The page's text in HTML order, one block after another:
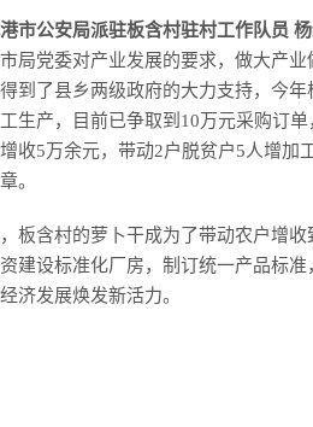
市公安局派驻板含村驻村工作队员
局党委对产业发展的要求，做大产
到了县乡两级政府的大力支持，今
生产，目前已争取到10万元采购订
增收5万余元，带动2户脱贫户5人增
。
板含村的萝卜干成为了带动农户增
建设标准化厂房，制订统一产品标
济发展焕发新活力。